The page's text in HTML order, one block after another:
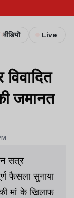
वीडियो Live
जमानत
सत्र
फैसला सुनाया
मां के खिलाफ